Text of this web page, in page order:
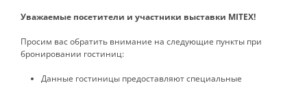
Уважаемые посетители и участники выставки MITEX!
Просим вас обратить внимание на следующие пункты при
бронировании гостиниц:
Данные гостиницы предоставляют специальные